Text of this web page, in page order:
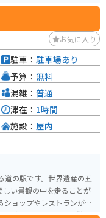
お気に入り
道の駅です。世界遺産の五
い景観の中を走ることが
ができます。また、併設
駐車： 駐車場あり
予算： 無料
混雑： 普通
滞在： 1時間
施設： 屋内